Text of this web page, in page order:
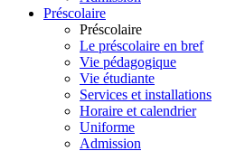
Préscolaire
Préscolaire
Le préscolaire en bref
Vie pédagogique
Vie étudiante
Services et installations
Horaire et calendrier
Uniforme
Admission